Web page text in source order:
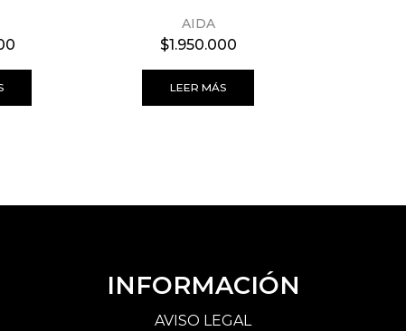
AIDA
$1.950.000
LEER MÁS
INFORMACIÓN
AVISO LEGAL